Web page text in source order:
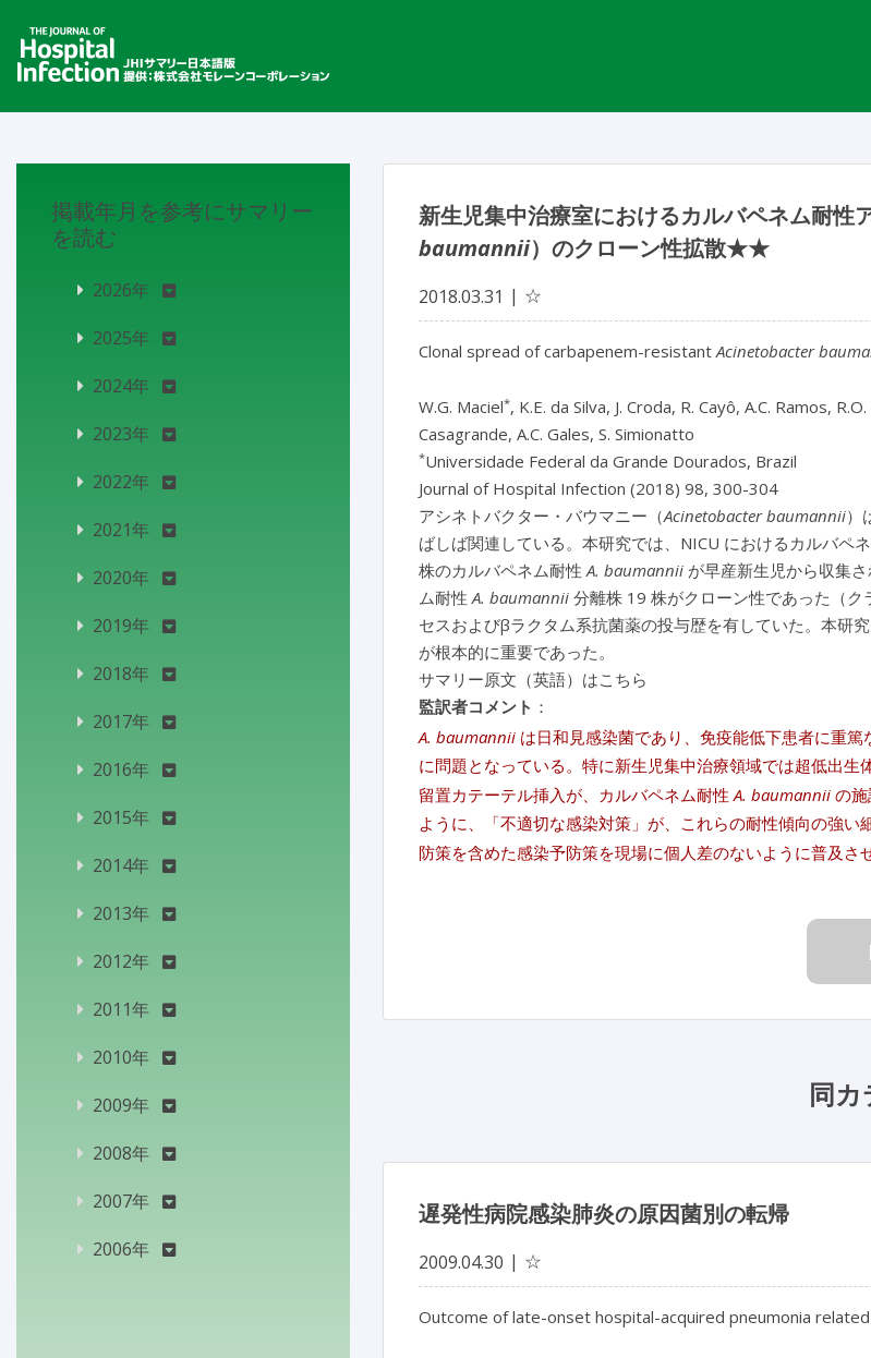
新生児集中治療室におけるカルバペネム耐性
baumannii）のクローン性拡散★★
2018.03.31 ☆
Clonal spread of carbapenem-resistantAcinetobacter
W.G. Maciel*, K.E. da Silva, J. Croda, R. Cayô, A.C. Ramos,
Casagrande, A.C. Gales, S. Simionatto
*Universidade Federal da Grande Dourados, Brazil
Journal of Hospital Infection (2018) 98, 300-304
アシネトバクター・バウマニー（Acinetobacter baumannii）
ばしば関連している。本研究では、NICU におけるカルバペ
株のカルバペネム耐性A. baumannii が早産新生児から収集
ム耐性A. baumannii 分離株 19 株がクローン性であった（
セスおよびβラクタム系抗菌薬の投与歴を有していた。本研
が根本的に重要であった。
サマリー原文（英語）はこちら
監訳者コメント ：
A. baumannii は日和見感染菌であり、免疫能低下患者に重
に問題となっている。特に新生児集中治療領域では超低出
留置カテーテル挿入が、カルバペネム耐性A. baumannii の
ように、「不適切な感染対策」が、これらの耐性傾向の強
防策を含めた感染予防策を現場に個人差のないように普及さ
同
遅発性病院感染肺炎の原因菌別の転帰
2009.04.30 ☆
Outcome of late-onset hospital-acquired pneumonia
掲載年月を参考にサマリー
を読む
2026年
2025年
2024年
2023年
2022年
2021年
2020年
2019年
2018年
2017年
2016年
2015年
2014年
2013年
2012年
2011年
2010年
2009年
2008年
2007年
2006年